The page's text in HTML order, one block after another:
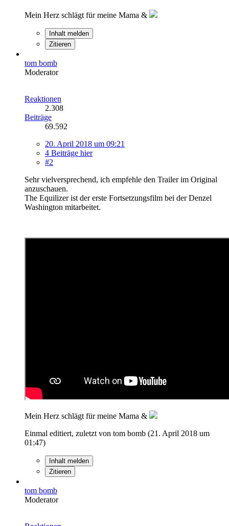
Mein Herz schlägt für meine Mama &
Inhalt melden
Zitieren
tom bomb
Moderator
Reaktionen
2.308
Beiträge
69.592
20. April 2018 um 09:21
4 Beiträge hier
#2
Sehr vielversprechend, ich empfehle den Trailer im Original
anzuschauen.
The Equilizer ist der erste Fortsetzungsfilm bei der Denzel
Washington mitarbeitet.
Mein Herz schlägt für meine Mama &
Einmal editiert, zuletzt von tom bomb (21. April 2018 um
01:47)
Inhalt melden
Zitieren
tom bomb
Moderator